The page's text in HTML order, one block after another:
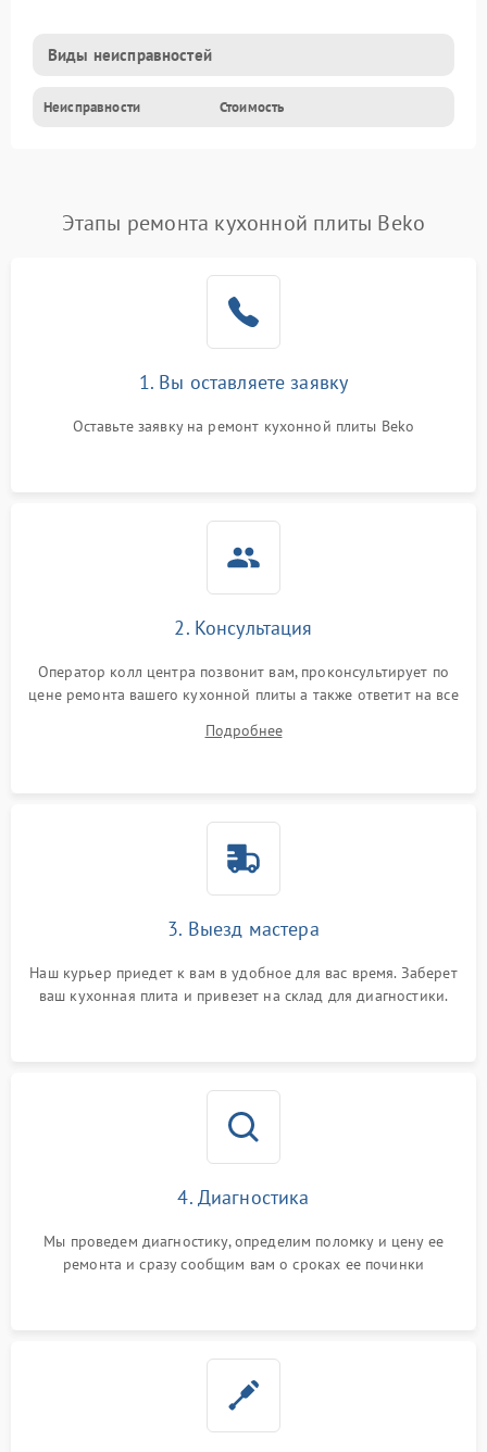
Виды неисправностей
Неисправности Стоимость
Этапы ремонта кухонной плиты Beko
1. Вы оставляете заявку
Оставьте заявку на ремонт кухонной плиты Beko
2. Консультация
Оператор колл центра позвонит вам, проконсультирует по
цене ремонта вашего кухонной плиты а также ответит на все
Подробнее
3. Выезд мастера
Наш курьер приедет к вам в удобное для вас время. Заберет
ваш кухонная плита и привезет на склад для диагностики.
4. Диагностика
Мы проведем диагностику, определим поломку и цену ее
ремонта и сразу сообщим вам о сроках ее починки